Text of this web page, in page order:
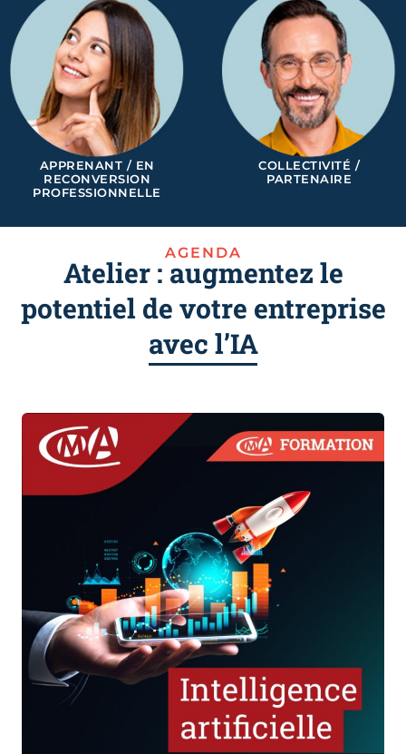
APPRENANT / EN
RECONVERSION
PROFESSIONNELLE
COLLECTIVITÉ /
PARTENAIRE
AGENDA
Atelier : augmentez le
potentiel de votre entreprise
avec l’IA